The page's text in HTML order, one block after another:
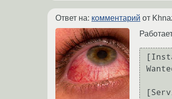
Ответ на: комментарий от